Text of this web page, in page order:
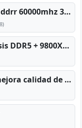
acer predator vesta 2 rgb ddrr 60000mhz 32gb x2 16gb
PC TOP en tiempos de Crisis DDR5 + 9800X3D + RTX 5080 [2026][2400€]
PC para Topaz Video AI: mejora calidad de vídeos viejos